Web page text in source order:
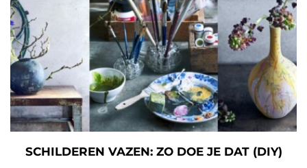
SCHILDEREN VAZEN: ZO DOE JE DAT (DIY)